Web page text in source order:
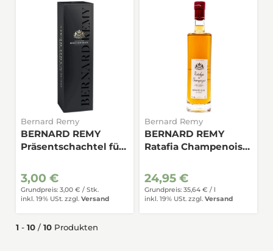
Bernard Remy
BERNARD REMY
Präsentschachtel für
3,00 €
Grundpreis: 3,00 € / Stk.
inkl. 19% USt. zzgl. Versand
Bernard Remy
BERNARD REMY
Ratafia Champenois
24,95 €
Grundpreis: 35,64 € / l
inkl. 19% USt. zzgl. Versand
1 - 10 / 10 Produkten